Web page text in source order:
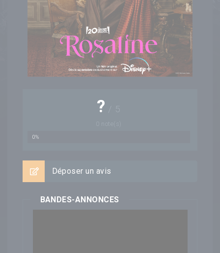
? / 5
note(s)
0%
Déposer un avis
BANDES-ANNONCES